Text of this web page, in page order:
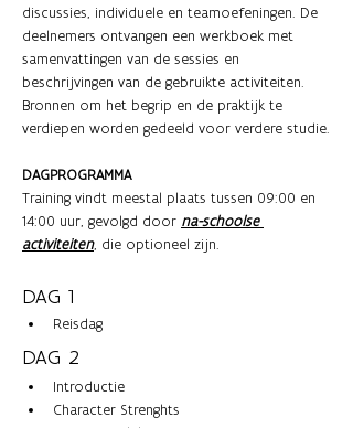
discussies, individuele en teamoefeningen. De
deelnemers ontvangen een werkboek met
samenvattingen van de sessies en
beschrijvingen van de gebruikte activiteiten.
Bronnen om het begrip en de praktijk te
verdiepen worden gedeeld voor verdere studie.
DAGPROGRAMMA
Training vindt meestal plaats tussen 09:00 en
14:00 uur, gevolgd door na-schoolse
activiteiten, die optioneel zijn. ​
DAG 1
Reisdag
DAG 2
Introductie
Character Strenghts